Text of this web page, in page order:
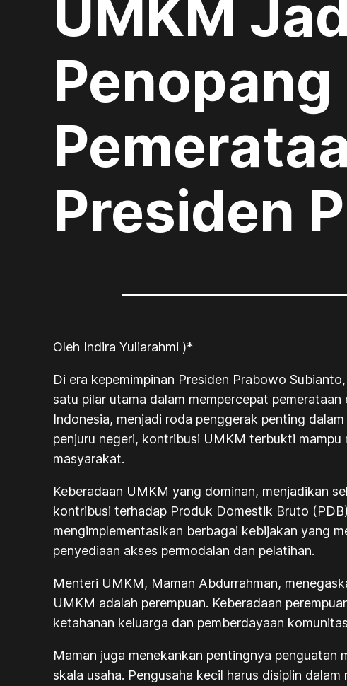
UMKM
Presiden
Oleh Indira Yuliarahmi )*
Di era kepemimpinan Presiden Prabowo
satu pilar utama dalam mempercepat
Indonesia, menjadi roda penggerak penting
penjuru negeri, kontribusi UMKM terbukti
masyarakat.
Keberadaan UMKM yang dominan, menjadikan
kontribusi terhadap Produk Domestik Bruto
mengimplementasikan berbagai kebijakan yang
penyediaan akses permodalan dan pelatihan.
Menteri UMKM, Maman Abdurrahman,
UMKM adalah perempuan. Keberadaan
ketahanan keluarga dan pemberdayaan
Maman juga menekankan pentingnya
skala usaha. Pengusaha kecil harus disiplin